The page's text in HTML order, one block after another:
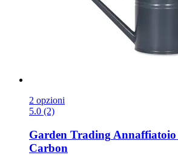
2 opzioni
5.0 (2)
Garden Trading Annaffiatoio
Carbon